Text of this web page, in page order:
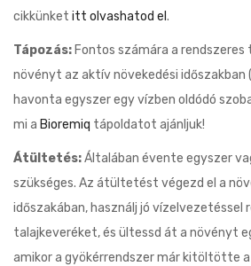
cikkünket itt olvashatod el .
Tápozás: Fontos számára a rendszeres
növényt az aktív növekedési
havonta egyszer egy vízben oldódó
mi a Bioremiq tápoldatot ajánljuk!
Átültetés:Általában évente egyszer
szükséges. Az átültetést végezd el a
időszakában, használj jó vízelvezetéssel
talajkeveréket, és ültessd át a növényt
amikor a gyökérrendszer már kitöltötte